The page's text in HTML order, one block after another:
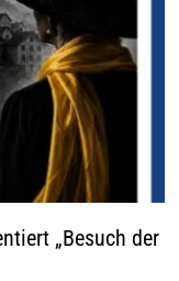
„Besuch der